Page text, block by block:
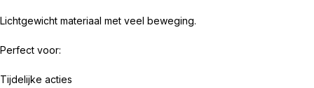
Lichtgewicht materiaal met veel beweging.
Perfect voor:
Tijdelijke acties